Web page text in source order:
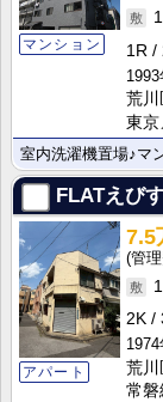
マンション
1R
1993
荒川
東京
室内洗濯機置場♪マ
FLATえび
アパート
7.5
2K
1974
荒川
常磐